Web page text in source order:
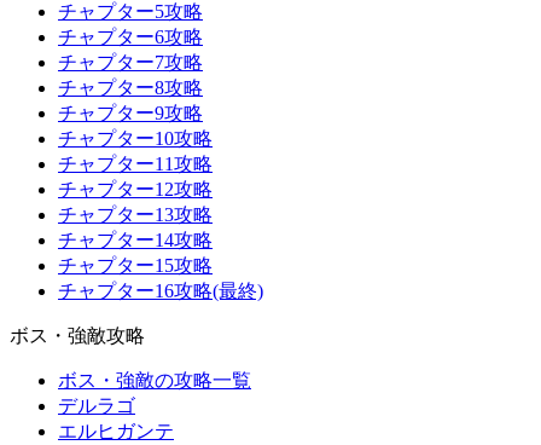
チャプター5攻略
チャプター6攻略
チャプター7攻略
チャプター8攻略
チャプター9攻略
チャプター10攻略
チャプター11攻略
チャプター12攻略
チャプター13攻略
チャプター14攻略
チャプター15攻略
チャプター16攻略(最終)
ボス・強敵攻略
ボス・強敵の攻略一覧
デルラゴ
エルヒガンテ